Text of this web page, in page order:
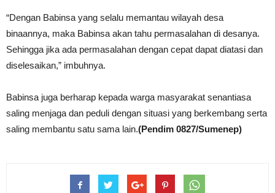
“Dengan Babinsa yang selalu memantau wilayah desa
binaannya, maka Babinsa akan tahu permasalahan di desanya.
Sehingga jika ada permasalahan dengan cepat dapat diatasi dan
diselesaikan,” imbuhnya.
Babinsa juga berharap kepada warga masyarakat senantiasa
saling menjaga dan peduli dengan situasi yang berkembang serta
saling membantu satu sama lain.(Pendim 0827/Sumenep)